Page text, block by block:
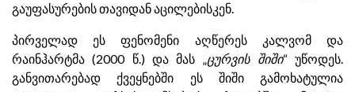
გაუფასურების თავიდან აცილებისკენ.
პირველად ეს ფენომენი აღწერეს კალვომ და
რაინჰარტმა (2000 წ.) და მას „ცურვის შიში“ უწოდეს.
განვითარებად ქვეყნებში ეს შიში გამოხატულია